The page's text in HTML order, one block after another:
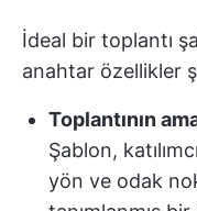
İdeal bir toplantı
anahtar özellikler
Toplantının
Şablon,
yön ve odak